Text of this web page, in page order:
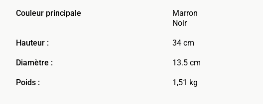
Couleur principale
Marron
Noir
Hauteur : 34 cm
Diamètre : 13.5 cm
Poids : 1,51 kg